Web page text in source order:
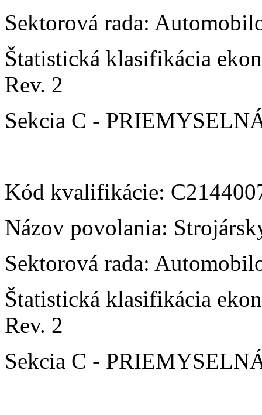
Sektorová rada:
Štatistická klasifikácia
Rev. 2
Sekcia C -
Kód kvalifikácie:
Názov povolania:
Sektorová rada:
Štatistická klasifikácia
Rev. 2
Sekcia C -